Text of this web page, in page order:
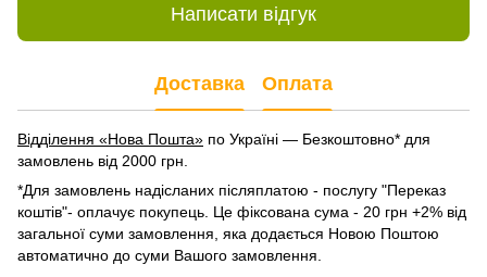
Написати відгук
Доставка Оплата
Відділення «Нова Пошта» по Україні — Безкоштовно* для
замовлень від 2000 грн.
*Для замовлень надісланих післяплатою - послугу "Переказ
коштів"- оплачує покупець. Це фіксована сума - 20 грн +2% від
загальної суми замовлення, яка додається Новою Поштою
автоматично до суми Вашого замовлення.